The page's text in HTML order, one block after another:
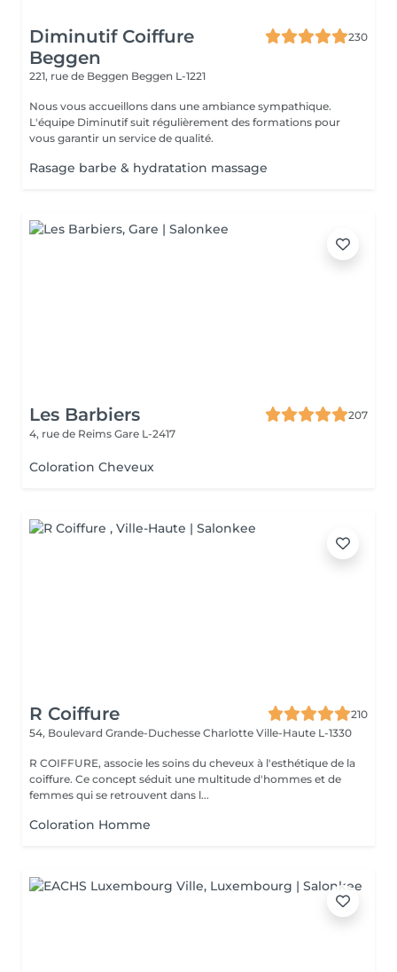
Diminutif Coiffure
Beggen
230
221, rue de Beggen Beggen L-1221
Nous vous accueillons dans une ambiance sympathique.
L'équipe Diminutif suit régulièrement des formations pour
vous garantir un service de qualité.
Rasage barbe & hydratation massage
Les Barbiers
207
4, rue de Reims Gare L-2417
Coloration Cheveux
R Coiffure
210
54, Boulevard Grande-Duchesse Charlotte Ville-Haute L-1330
R COIFFURE, associe les soins du cheveux à l'esthétique de la
coiffure. Ce concept séduit une multitude d'hommes et de
femmes qui se retrouvent dans l...
Coloration Homme